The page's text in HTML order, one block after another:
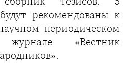
рекомендованы к
периодическом
журнале «Вестник